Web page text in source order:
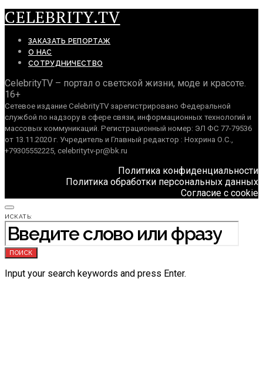
CELEBRITY.TV
ЗАКАЗАТЬ РЕПОРТАЖ
О НАС
СОТРУДНИЧЕСТВО
CelebrityTV – портал о светской жизни, моде и красоте.
16+
Сетевое издание CelebrityTV зарегистрировано Федеральной
службой по надзору в сфере связи, информационных технологий и
массовых коммуникаций. Регистрационный номер: ЭЛ ФС 77-79536
от 13.11.2020 г. Учредитель и Главный редактор : Нохрина О.С.,
+79305552225, celebritytv-pr@bk.ru
Политика конфиденциальности
Политика обработки персональных данных
Согласие с cookie
ИСКАТЬ:
ПОИСК
Input your search keywords and press Enter.